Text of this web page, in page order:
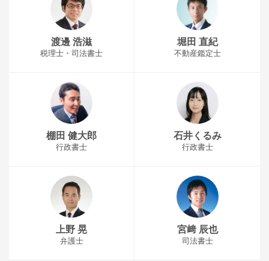
渡邊 浩滋
税理士・司法書士
堀田 直紀
不動産鑑定士
棚田 健大郎
行政書士
石井くるみ
行政書士
上野 晃
弁護士
宮﨑 辰也
司法書士